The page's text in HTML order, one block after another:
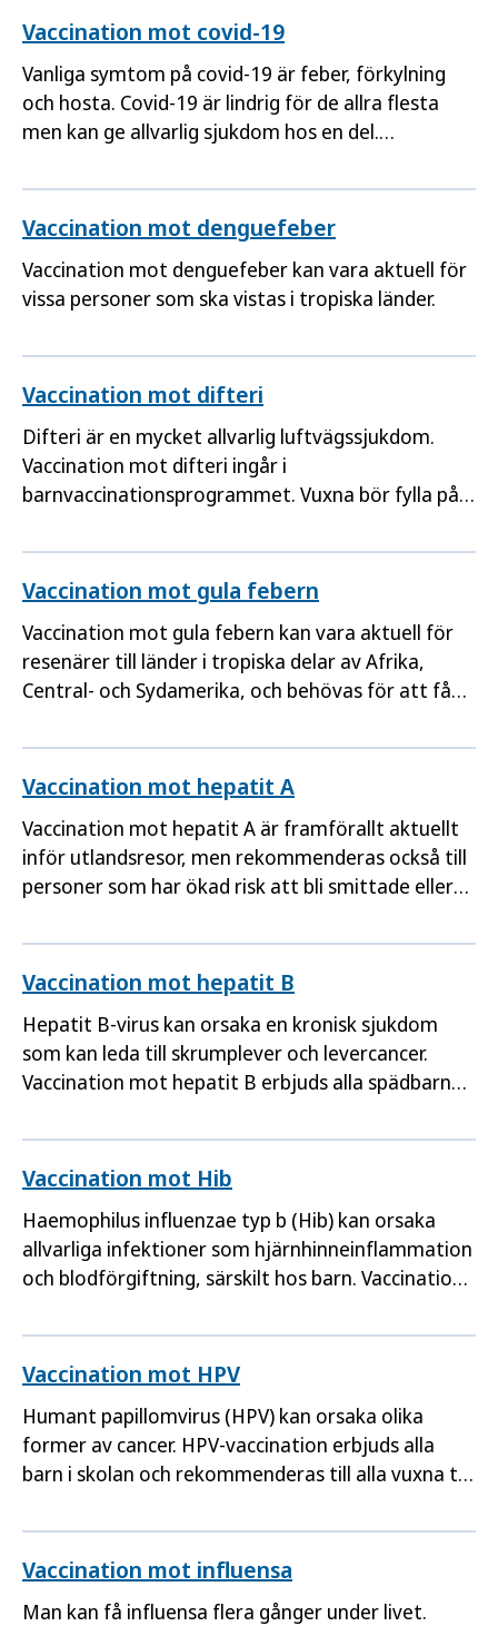
Vaccination mot covid-19
Vanliga symtom på covid-19 är feber, förkylning
och hosta. Covid-19 är lindrig för de allra flesta
men kan ge allvarlig sjukdom hos en del.
sjuk eller dö i covid-19 och rekommenderas till
vissa grupper.
Vaccination mot denguefeber
Vaccination mot denguefeber kan vara aktuell för
vissa personer som ska vistas i tropiska länder.
Vaccination mot difteri
Difteri är en mycket allvarlig luftvägssjukdom.
Vaccination mot difteri ingår i
barnvaccinationsprogrammet. Vuxna bör fylla på
Vaccination mot gula febern
Vaccination mot gula febern kan vara aktuell för
resenärer till länder i tropiska delar av Afrika,
Central- och Sydamerika, och behövas för att få
Vaccination mot hepatit A
Vaccination mot hepatit A är framförallt aktuellt
inför utlandsresor, men rekommenderas också till
personer som har ökad risk att bli smittade eller
Vaccination mot hepatit B
Hepatit B-virus kan orsaka en kronisk sjukdom
som kan leda till skrumplever och levercancer.
Vaccination mot hepatit B erbjuds alla spädbarn
risk för att smittas.
Vaccination mot Hib
Haemophilus influenzae typ b (Hib) kan orsaka
allvarliga infektioner som hjärnhinneinflammation
och blodförgiftning, särskilt hos barn. Vaccination
Vaccination mot HPV
Humant papillomvirus (HPV) kan orsaka olika
former av cancer. HPV-vaccination erbjuds alla
barn i skolan och rekommenderas till alla vuxna till
Vaccination mot influensa
Man kan få influensa flera gånger under livet.